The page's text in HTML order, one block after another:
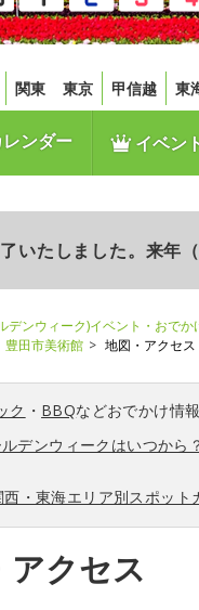
関東 東京 甲信越 東
ンダー イベン
いたしました。来年
デンウィーク)イベント・おでか
豊田市美術館 地図・アクセス
ク ・ BBQなどおでかけ情
デンウィークはいつから
・東海エリア別スポット
アクセス